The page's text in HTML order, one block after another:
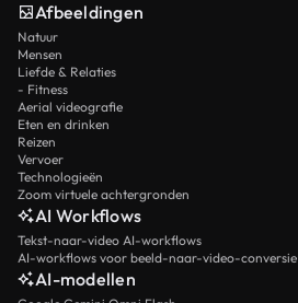
Afbeeldingen
Natuur
Mensen
Liefde & Relaties
- Fitness
Aerial videografie
Eten en drinken
Reizen
Vervoer
Technologieën
Zoom virtuele achtergronden
AI Workflows
Tekst-naar-video AI-workflows
AI-workflows voor beeld-naar-video-conversie
AI-modellen